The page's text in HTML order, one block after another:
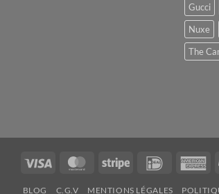
Gucci
Nuxe
The
Visa MasterCardStripe IDeal
BLOG C.G.V MENTIONS LÉGALES